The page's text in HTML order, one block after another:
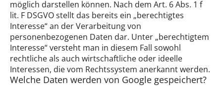
möglich darstellen können. Nach dem Art. 6 Abs. 1 f
lit. F DSGVO stellt das bereits ein „berechtigtes
Interesse“ an der Verarbeitung von
personenbezogenen Daten dar. Unter „berechtigtem
Interesse“ versteht man in diesem Fall sowohl
rechtliche als auch wirtschaftliche oder ideelle
Interessen, die vom Rechtssystem anerkannt werden.
Welche Daten werden von Google gespeichert?